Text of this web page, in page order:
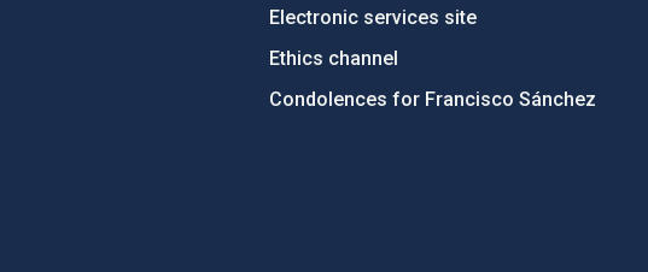
Electronic services site
Ethics channel
Condolences for Francisco Sánchez